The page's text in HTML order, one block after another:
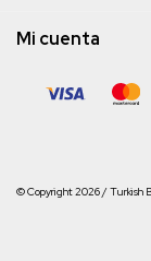
Mi cuenta
© Copyright 2026 / Turkish